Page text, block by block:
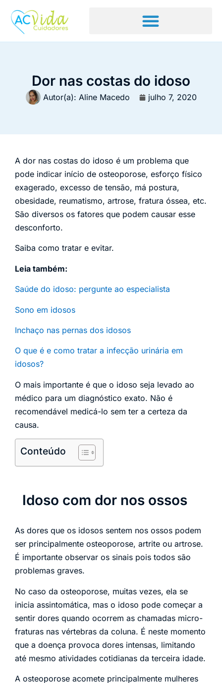
Dor nas costas do idoso
Autor(a): Aline Macedo julho 7, 2020
A dor nas costas do idoso é um problema que
pode indicar início de osteoporose, esforço físico
exagerado, excesso de tensão, má postura,
obesidade, reumatismo, artrose, fratura óssea, etc.
São diversos os fatores que podem causar esse
desconforto.
Saiba como tratar e evitar.
Leia também:
Saúde do idoso: pergunte ao especialista
Sono em idosos
Inchaço nas pernas dos idosos
O que é e como tratar a infecção urinária em
idosos?
O mais importante é que o idoso seja levado ao
médico para um diagnóstico exato. Não é
recomendável medicá-lo sem ter a certeza da
causa.
Conteúdo
Idoso com dor nos ossos
As dores que os idosos sentem nos ossos podem
ser principalmente osteoporose, artrite ou artrose.
É importante observar os sinais pois todos são
problemas graves.
No caso da osteoporose, muitas vezes, ela se
inicia assintomática, mas o idoso pode começar a
sentir dores quando ocorrem as chamadas micro-
fraturas nas vértebras da coluna. É neste momento
que a doença provoca dores intensas, limitando
até mesmo atividades cotidianas da terceira idade.
A osteoporose acomete principalmente mulheres